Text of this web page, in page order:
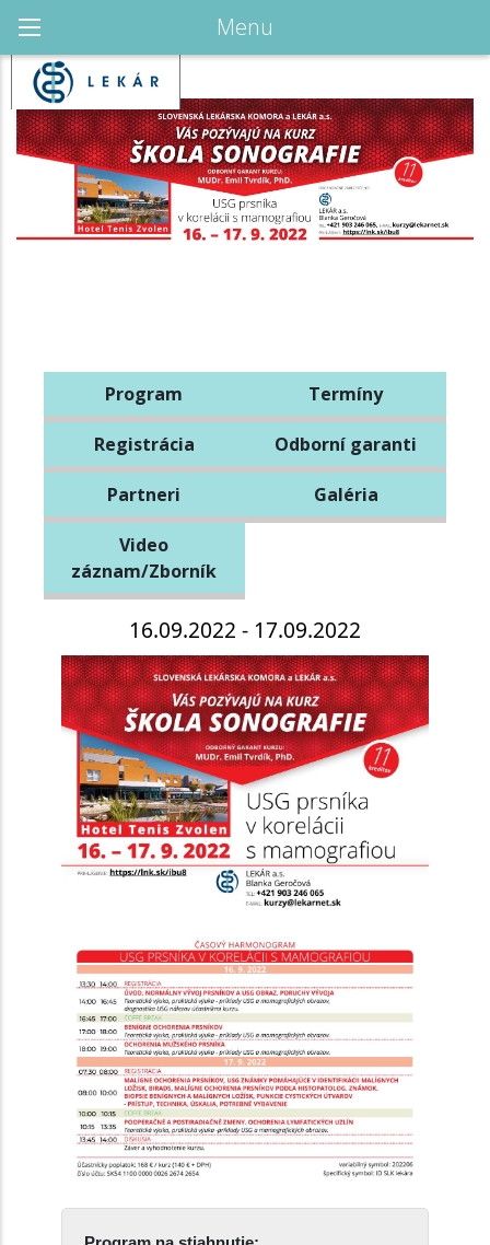
Menu
Program Termíny
Registrácia Odborní garanti
Partneri Galéria
Video
záznam/Zborník
16.09.2022 - 17.09.2022